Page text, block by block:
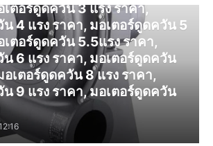
เตอร์ดูดควัน 3 แรง ราคา,
4 แรง ราคา, มอเตอร์ดูดควัน 5
เตอร์ดูดควัน 5.5แรง ราคา,
6 แรง ราคา, มอเตอร์ดูดควัน
อเตอร์ดูดควัน 8 แรง ราคา,
9 แรง ราคา, มอเตอร์ดูดควัน